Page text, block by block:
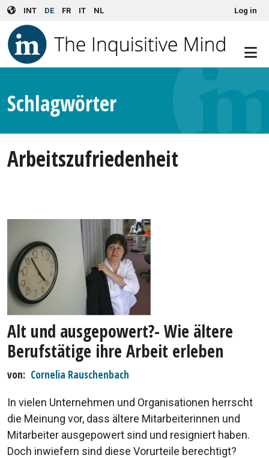
Skip to main content
INT DE FR IT NL User account menuLog in
Schlagwörter
Arbeitszufriedenheit
Alt und ausgepowert?- Wie ältere
Berufstätige ihre Arbeit erleben
von Cornelia Rauschenbach
In vielen Unternehmen und Organisationen herrscht
die Meinung vor, dass ältere Mitarbeiterinnen und
Mitarbeiter ausgepowert sind und resigniert haben.
Doch inwiefern sind diese Vorurteile berechtigt?